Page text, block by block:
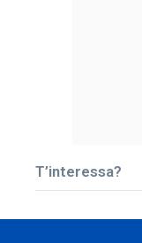
T’interessa?